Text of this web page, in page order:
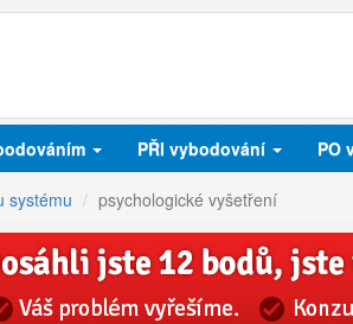
PŘI vybodování PO
systému psychologické vyšetření